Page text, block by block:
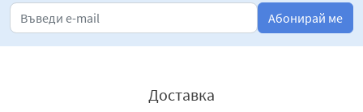
Абонирай ме
Доставка